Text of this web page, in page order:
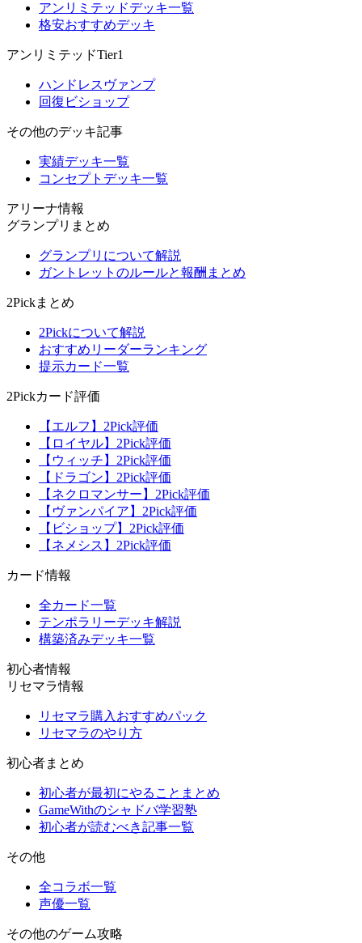
アンリミテッドデッキ一覧
格安おすすめデッキ
アンリミテッドTier1
ハンドレスヴァンプ
回復ビショップ
その他のデッキ記事
実績デッキ一覧
コンセプトデッキ一覧
アリーナ情報
グランプリまとめ
グランプリについて解説
ガントレットのルールと報酬まとめ
2Pickまとめ
2Pickについて解説
おすすめリーダーランキング
提示カード一覧
2Pickカード評価
【エルフ】2Pick評価
【ロイヤル】2Pick評価
【ウィッチ】2Pick評価
【ドラゴン】2Pick評価
【ネクロマンサー】2Pick評価
【ヴァンパイア】2Pick評価
【ビショップ】2Pick評価
【ネメシス】2Pick評価
カード情報
全カード一覧
テンポラリーデッキ解説
構築済みデッキ一覧
初心者情報
リセマラ情報
リセマラ購入おすすめパック
リセマラのやり方
初心者まとめ
初心者が最初にやることまとめ
GameWithのシャドバ学習塾
初心者が読むべき記事一覧
その他
全コラボ一覧
声優一覧
その他のゲーム攻略